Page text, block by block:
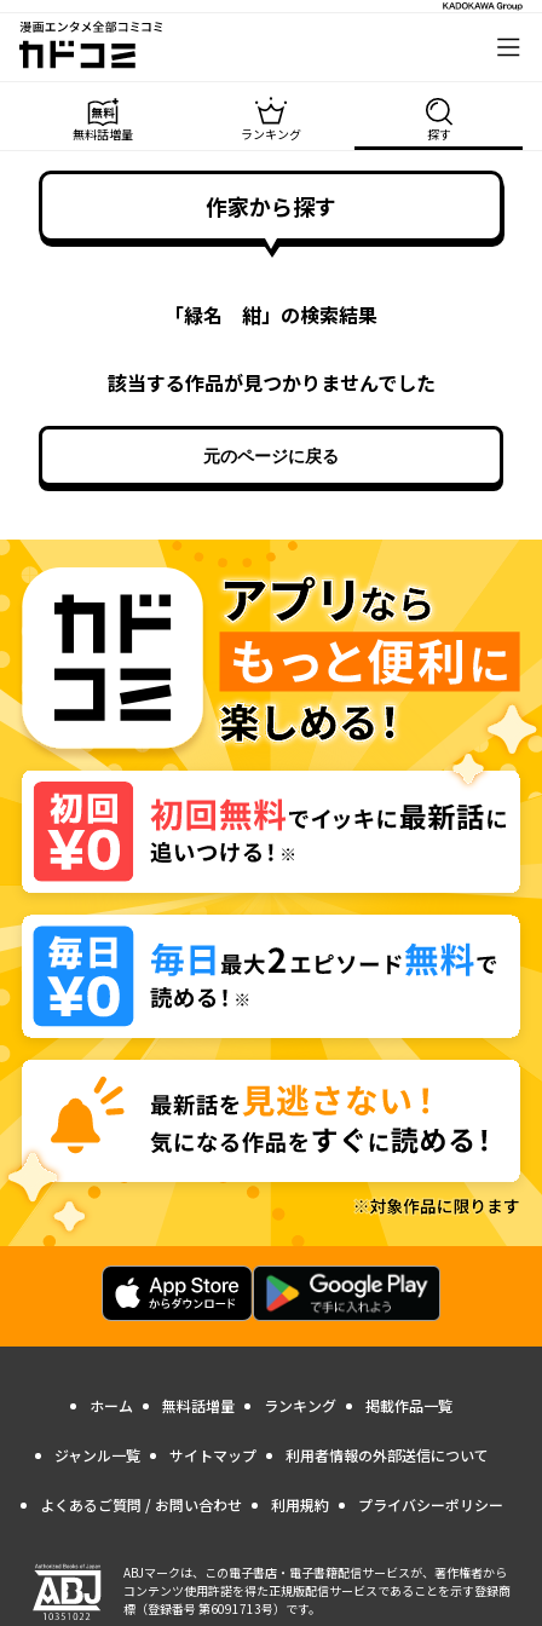
漫画エンタメ全部コミコミ
カドコミ
無料話増量 ランキング 探す
作家から探す
「緑名 紺」の検索結果
該当する作品が見つかりませんでした
元のページに戻る
ホーム 無料話増量 ランキング 掲載作品一覧
ジャンル一覧 サイトマップ 利用者情報の外部送信について
よくあるご質問 / お問い合わせ 利用規約 プライバシーポリシー
ABJマークは、この電子書店・電子書籍配信サービスが、著作権者から
コンテンツ使用許諾を得た正規版配信サービスであることを示す登録商
標（登録番号 第6091713号）です。